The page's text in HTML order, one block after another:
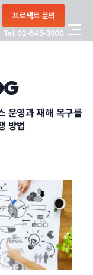
프로젝트 문의
Tel. 02-545-3800
운영과 재해 복구를
방법